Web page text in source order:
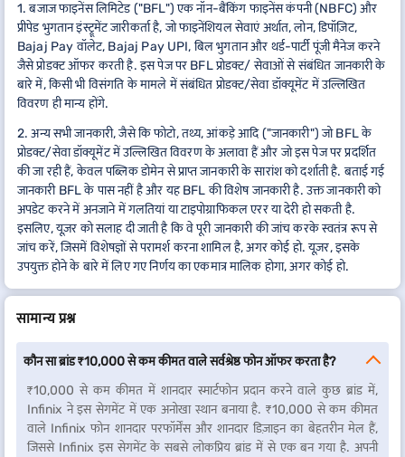
1. बजाज फाइनेंस लिमिटेड ("BFL") एक नॉन-बैंकिंग फाइनेंस कंपनी (NBFC) और
प्रीपेड भुगतान इंस्ट्रूमेंट जारीकर्ता है, जो फाइनेंशियल सेवाएं अर्थात, लोन, डिपॉज़िट,
Bajaj Pay वॉलेट, Bajaj Pay UPI, बिल भुगतान और थर्ड-पार्टी पूंजी मैनेज करने
जैसे प्रोडक्ट ऑफर करती है. इस पेज पर BFL प्रोडक्ट/ सेवाओं से संबंधित जानकारी के
बारे में, किसी भी विसंगति के मामले में संबंधित प्रोडक्ट/सेवा डॉक्यूमेंट में उल्लिखित
विवरण ही मान्य होंगे.
2. अन्य सभी जानकारी, जैसे कि फोटो, तथ्य, आंकड़े आदि ("जानकारी") जो BFL के
प्रोडक्ट/सेवा डॉक्यूमेंट में उल्लिखित विवरण के अलावा हैं और जो इस पेज पर प्रदर्शित
की जा रही हैं, केवल पब्लिक डोमेन से प्राप्त जानकारी के सारांश को दर्शाती है. बताई गई
जानकारी BFL के पास नहीं है और यह BFL की विशेष जानकारी है. उक्त जानकारी को
अपडेट करने में अनजाने में गलतियां या टाइपोग्राफिकल एरर या देरी हो सकती है.
इसलिए, यूज़र को सलाह दी जाती है कि वे पूरी जानकारी की जांच करके स्वतंत्र रूप से
जांच करें, जिसमें विशेषज्ञों से परामर्श करना शामिल है, अगर कोई हो. यूज़र, इसके
उपयुक्त होने के बारे में लिए गए निर्णय का एकमात्र मालिक होगा, अगर कोई हो.
सामान्य प्रश्न
कौन सा ब्रांड ₹10,000 से कम कीमत वाले सर्वश्रेष्ठ फोन ऑफर करता है?
₹10,000 से कम कीमत में शानदार स्मार्टफोन प्रदान करने वाले कुछ ब्रांड में,
Infinix ने इस सेगमेंट में एक अनोखा स्थान बनाया है. ₹10,000 से कम कीमत
वाले Infinix फोन शानदार परफॉर्मेंस और शानदार डिज़ाइन का बेहतरीन मेल हैं,
जिससे Infinix इस सेगमेंट के सबसे लोकप्रिय ब्रांड में से एक बन गया है. अपनी